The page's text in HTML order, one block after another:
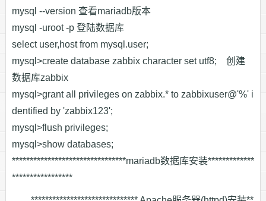
mysql --version 查看mariadb版本
mysql -uroot -p 登陆数据库
select user,host from mysql.user;
mysql>create database zabbix character set utf8; 创建
数据库zabbix
mysql>grant all privileges on zabbix.* to zabbixuser@'%' i
dentified by 'zabbix123';
mysql>flush privileges;
mysql>show databases;
********************************mariadb数据库安装*************
*****************